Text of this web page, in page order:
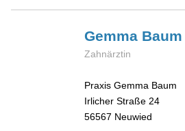
Gemma Baum
Zahnärztin
Praxis Gemma Baum
Irlicher Straße 24
56567 Neuwied